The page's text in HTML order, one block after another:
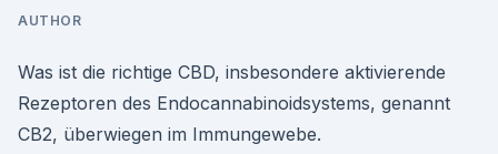
AUTHOR
Was ist die richtige CBD, insbesondere aktivierende
Rezeptoren des Endocannabinoidsystems, genannt
CB2, überwiegen im Immungewebe.